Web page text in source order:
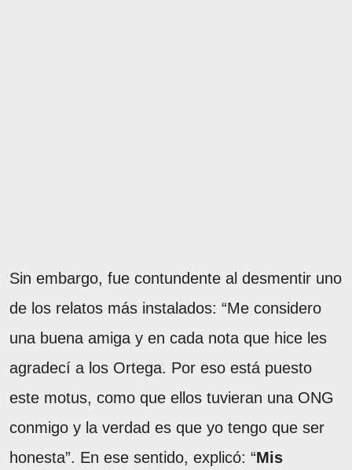
Sin embargo, fue contundente al desmentir uno
de los relatos más instalados: “Me considero
una buena amiga y en cada nota que hice les
agradecí a los Ortega. Por eso está puesto
este motus, como que ellos tuvieran una ONG
conmigo y la verdad es que yo tengo que ser
honesta”. En ese sentido, explicó: “Mis